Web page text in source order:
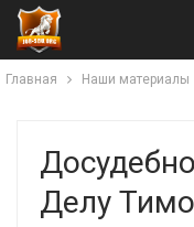
Главная Наши материалы
Делу